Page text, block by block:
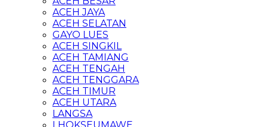
ACEH JAYA
ACEH SELATAN
GAYO LUES
ACEH SINGKIL
ACEH TAMIANG
ACEH TENGAH
ACEH TENGGARA
ACEH TIMUR
ACEH UTARA
LANGSA